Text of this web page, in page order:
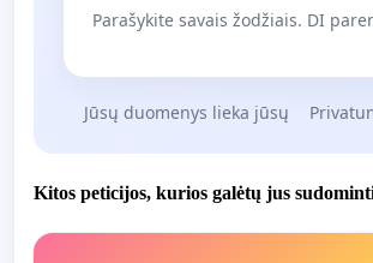
Parašykite savais žodžiais. DI
Jūsų duomenys lieka jūsų
Kitos peticijos, kurios galėtų jus